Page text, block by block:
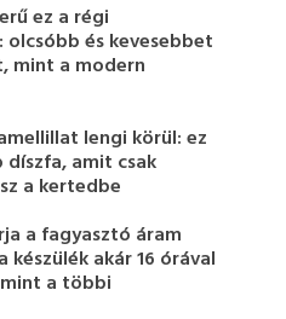
ez a régi
olcsóbb és kevesebbet
mint a modern
lengi körül: ez
díszfa, amit csak
a kertedbe
a fagyasztó áram
készülék akár 16 órával
a többi